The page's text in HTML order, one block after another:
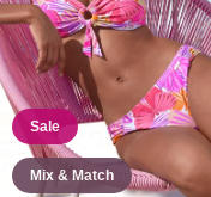
Sale
Mix & Match